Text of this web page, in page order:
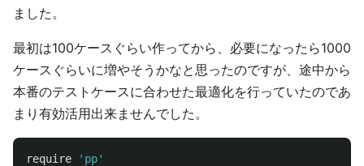
ました。
最初は100ケースぐらい作ってから、必要になったら1000
ケースぐらいに増やそうかなと思ったのですが、途中から
本番のテストケースに合わせた最適化を行っていたのであ
まり有効活用出来ませんでした。
require 'pp'